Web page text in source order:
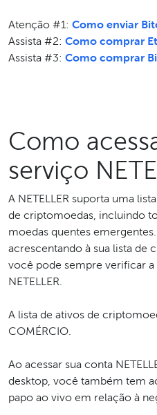
Atenção #1: Como enviar
Assista #2: Como comprar
Assista #3: Como comprar
Como
serviço
A NETELLER suporta uma
de criptomoedas, incluindo
moedas quentes
acrescentando à sua lista de
você pode sempre verificar
NETELLER.
A lista de ativos de
COMÉRCIO.
Ao acessar sua conta
desktop, você também tem
papo ao vivo em relação à